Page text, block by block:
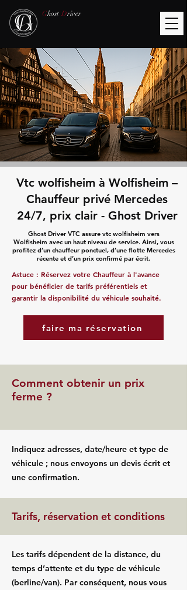
Ghost Driver
Vtc wolfisheim à Wolfisheim –
Chauffeur privé Mercedes
24/7, prix clair - Ghost Driver
Ghost Driver VTC assure vtc wolfisheim vers
Wolfisheim avec un haut niveau de service. Ainsi, vous
profitez d’un chauffeur ponctuel, d’une flotte Mercedes
récente et d’un prix confirmé par écrit.
Astuce : Réservez votre Chauffeur à l'avance
pour bénéficier de tarifs préférentiels et
garantir la disponibilité du véhicule souhaité.
faire ma réservation
Comment obtenir un prix
ferme ?
Indiquez adresses, date/heure et type de
véhicule ; nous envoyons un devis écrit et
une confirmation.
Tarifs, réservation et conditions
Les tarifs dépendent de la distance, du
temps d’attente et du type de véhicule
(berline/van). Par conséquent, nous vous